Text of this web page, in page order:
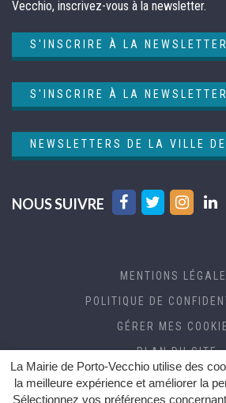
La Mairie de Porto-Vecchio utilise des
la meilleure expérience et améliorer la
Sélectionnez vos préférences
Vecchio, inscrivez-vous à la newsletter.
S'INSCRIRE À LA
S'INSCRIRE À LA
NEWSLETTERS DE LA VILLE
NOUS SUIVRE
Lien
compte
Lien
compte
Lien
MENTIONS
POLITIQUE DE
GÉRER MES
PLAN DU SITE
CRÉDITS